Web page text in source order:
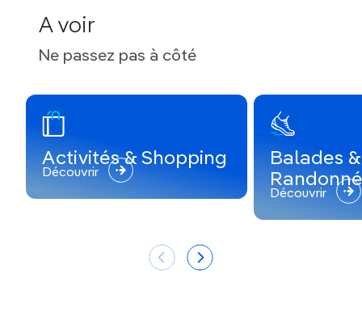
A voir
Ne passez pas à côté
Activités & Shopping
Découvrir
Balades &
Découvrir